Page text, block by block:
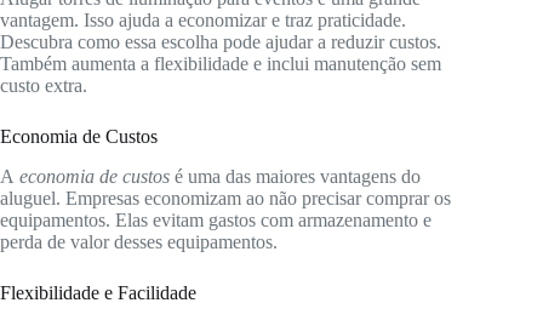
vantagem. Isso ajuda a economizar e traz praticidade.
Descubra como essa escolha pode ajudar a reduzir custos.
Também aumenta a flexibilidade e inclui manutenção sem
custo extra.
Economia de Custos
A economia de custos é uma das maiores vantagens do
aluguel. Empresas economizam ao não precisar comprar os
equipamentos. Elas evitam gastos com armazenamento e
perda de valor desses equipamentos.
Flexibilidade e Facilidade